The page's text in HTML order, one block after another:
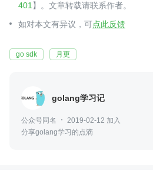
401】。文章转载请联系作者。
如对本文有异议，可点此反馈
go sdk 月更
golang学习记
公众号同名
2019-02-12 加入
分享golang学习的点滴